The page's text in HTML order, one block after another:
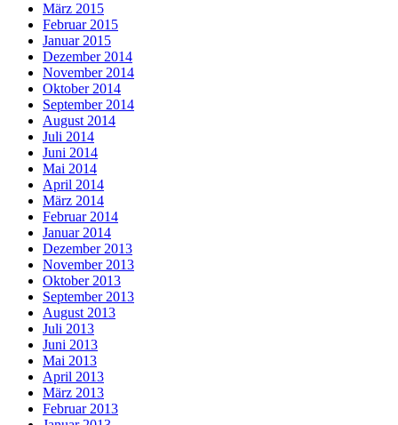
März 2015
Februar 2015
Januar 2015
Dezember 2014
November 2014
Oktober 2014
September 2014
August 2014
Juli 2014
Juni 2014
Mai 2014
April 2014
März 2014
Februar 2014
Januar 2014
Dezember 2013
November 2013
Oktober 2013
September 2013
August 2013
Juli 2013
Juni 2013
Mai 2013
April 2013
März 2013
Februar 2013